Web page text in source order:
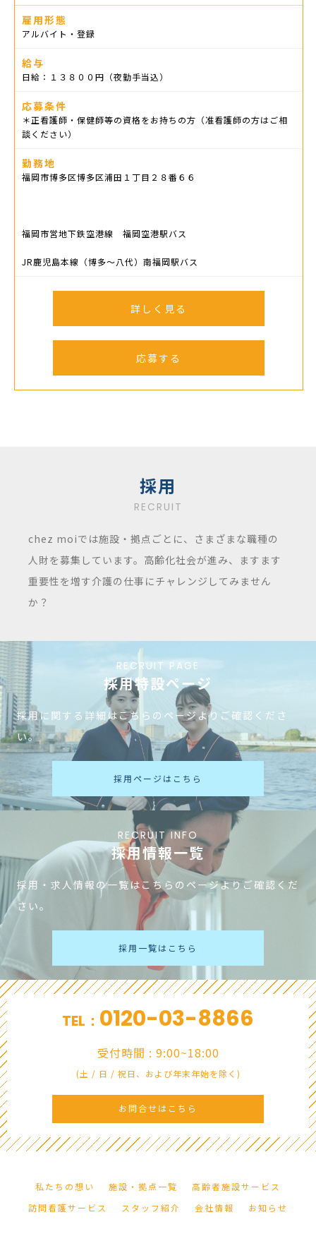
雇用形態
アルバイト・登録
給与
日給：１３８００円（夜勤手当込）
応募条件
＊正看護師・保健師等の資格をお持ちの方（准看護師の方はご相
談ください）
勤務地
福岡市博多区博多区浦田１丁目２８番６６
福岡市営地下鉄空港線 福岡空港駅バス
JR鹿児島本線（博多〜八代）南福岡駅バス
詳しく見る
応募する
採用
RECRUIT
chez moiでは施設・拠点ごとに、さまざまな職種の
人財を募集しています。高齢化社会が進み、ますます
重要性を増す介護の仕事にチャレンジしてみません
か？
RECRUIT PAGE
採用特設ページ
採用に関する詳細はこちらのページよりご確認くださ
い。
採用ページはこちら
RECRUIT INFO
採用情報一覧
採用・求人情報の一覧はこちらのページよりご確認くだ
さい。
採用一覧はこちら
TEL： 0120-03-8866
受付時間 : 9:00~18:00
(土 / 日 / 祝日、および年末年始を除く)
お問合せはこちら
私たちの想い 施設・拠点一覧
高齢者施設サービス
訪問看護サービス
スタッフ紹介 会社情報 お知らせ